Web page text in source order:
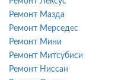
Ремонт Мазда
Ремонт Мерседес
Ремонт Мини
Ремонт Митсубиси
Ремонт Ниссан